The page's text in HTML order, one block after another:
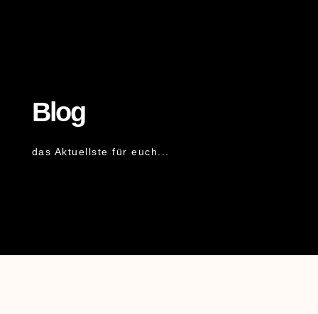
Blog
das Aktuellste für euch...